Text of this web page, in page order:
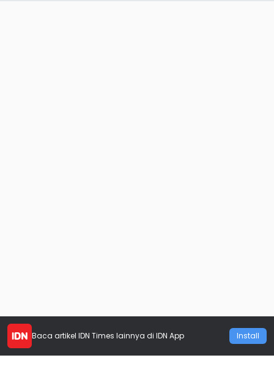
Baca artikel IDN Times lainnya di IDN App Install